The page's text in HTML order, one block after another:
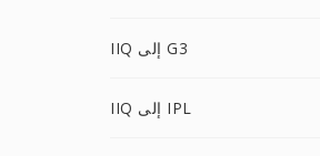
IIQ إلى G3
IIQ إلى IPL